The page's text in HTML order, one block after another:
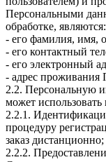
Персональными
обработке, являются:
- его фамилия, имя,
- его контактный
- его электронный
- адрес проживания
2.2. Персональную
может
2.2.1.
процедуру
заказ дистанционно;
2.2.2.